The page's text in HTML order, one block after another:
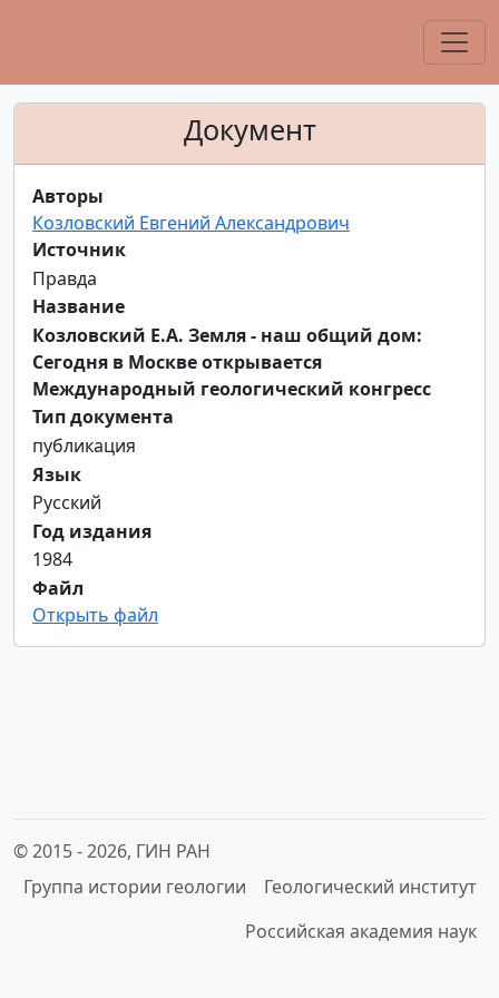
Документ
Авторы
Козловский Евгений Александрович
Источник
Правда
Название
Козловский Е.А. Земля - наш общий дом:
Сегодня в Москве открывается
Международный геологический конгресс
Тип документа
публикация
Язык
Русский
Год издания
1984
Файл
Открыть файл
© 2015 -2026, ГИН РАН
Группа истории геологии
Геологический институт
Российская академия наук